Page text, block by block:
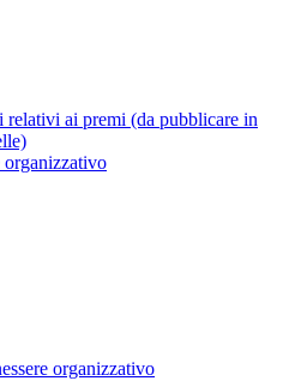
relativi ai premi (da pubblicare in
organizzativo
organizzativo